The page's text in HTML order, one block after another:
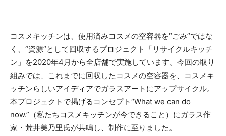
コスメキッチンは、使用済みコスメの空容器を”ごみ”ではな
く、“資源”として回収するプロジェクト「リサイクルキッチ
ン」を2020年4月から全店舗で実施しています。今回の取り
組みでは、これまでに回収したコスメの空容器を、コスメキ
ッチンらしいアイディアでガラスアートにアップサイクル。
本プロジェクトで掲げるコンセプト“What we can do
now.”（私たちコスメキッチンが今できること）にガラス作
家・荒井美乃里氏が共鳴し、制作に至りました。